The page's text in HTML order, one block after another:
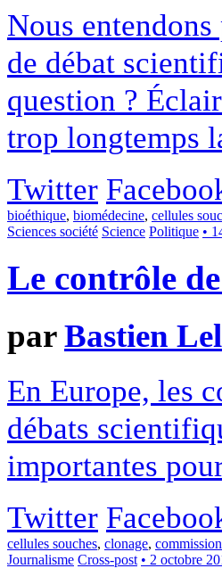
Nous
de débat
question ?
trop longtemps
Twitter
bioéthique, biomédecine, cellules
Sciences société Science Politique •
Le contrôle
parBastien
En Europe, les
débats
importantes
Twitter
cellules souches, clonage,
Journalisme Cross-post • 2 octobre